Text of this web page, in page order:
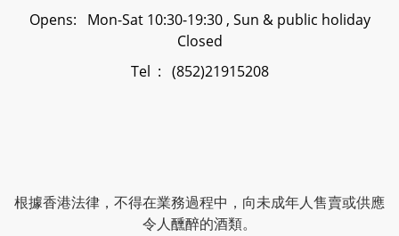
Opens: Mon-Sat 10:30-19:30 , Sun & public holiday
Closed
Tel : (852)21915208
根據香港法律，不得在業務過程中，向未成年人售賣或供應
令人醺醉的酒類。